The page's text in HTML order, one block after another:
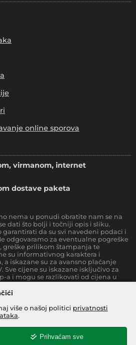
više o našoj politici privatnosti
.
Prihvaćam sve
online sporova
virmanom, internet
dostave paketa
nema u ponudi obratite nam se na
dati što bolji i točniji opis i sliku.
da su svi navedeni podaci i
odgovaramo za eventualne pogreške
greške prilikom štampanja te
su informativnog karaktera i
iskazane su za avansno plaćanje
Sve cijene su iskazane isključivo za
a i mogu se razlikovati od cijena u
narudžbe iznad
1 (cijela RH, osim otoka).Prilikom
robe na kućnu adresu, moguća je
na strani dostavne službe.
označeno pri samom iznosu